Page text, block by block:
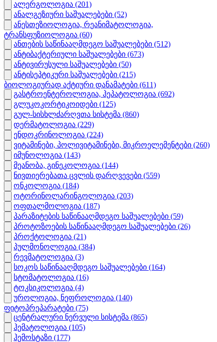
ალერგოლოგია (201)
ანალგეზიური საშუალებები (52)
ანესთეზიოლოგია, რეანიმატოლოგია,
ტრანსფუზიოლოგია (60)
ანთების საწინააღმდეგო საშუალებები (512)
ანტიბაქტერიული საშუალებები (673)
ანტივირუსული საშუალებები (50)
ანტისეპტიკური საშუალებები (215)
ბიოლოგიურად აქტიური დანამატები (611)
გასტროენტეროლოგია, ჰეპატოლოგია (692)
გლუკოკორტიკოიდები (125)
გულ-სისხლძარღვთა სისტემა (860)
დერმატოლოგია (229)
ენდოკრინოლოგია (224)
ვიტამინები, პოლივიტამინები, მიკროელემენტები (260)
იმუნოლოგია (143)
მეანობა, გინეკოლოგია (144)
ნივთიერებათა ცვლის დარღვევები (559)
ონკოლოგია (184)
ოტორინოლარინგოლოგია (203)
ოფთალმოლოგია (187)
პარაზიტების საწინააღმდეგო საშუალებები (59)
პროტოზოების საწინააღმდეგო საშუალებები (26)
პროქტოლოგია (21)
პულმონოლოგია (384)
რევმატოლოგია (3)
სოკოს საწინააღმდეგო საშუალებები (164)
სტომატოლოგია (16)
ტოკსიკოლოგია (4)
უროლოგია, ნეფროლოგია (140)
ფიტოპრეპარატები (75)
ცენტრალური ნერვული სისტემა (865)
ჰემატოლოგია (105)
ჰემოსტაზი (177)